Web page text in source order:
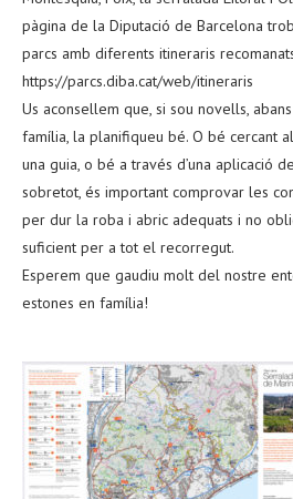
pàgina de la Diputació de Barcelona
parcs amb diferents itineraris
https://parcs.diba.cat/web/itineraris
Us aconsellem que, si sou novells,
família, la planifiqueu bé. O bé cercant
una guia, o bé a través d’una aplicació
sobretot, és important comprovar les
per dur la roba i abric adequats i no
suficient per a tot el recorregut.
Esperem que gaudiu molt del nostre
estones en família!